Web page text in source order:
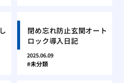
閉め忘れ防止玄関オート
ロック導入日記
2025.06.09
未分類